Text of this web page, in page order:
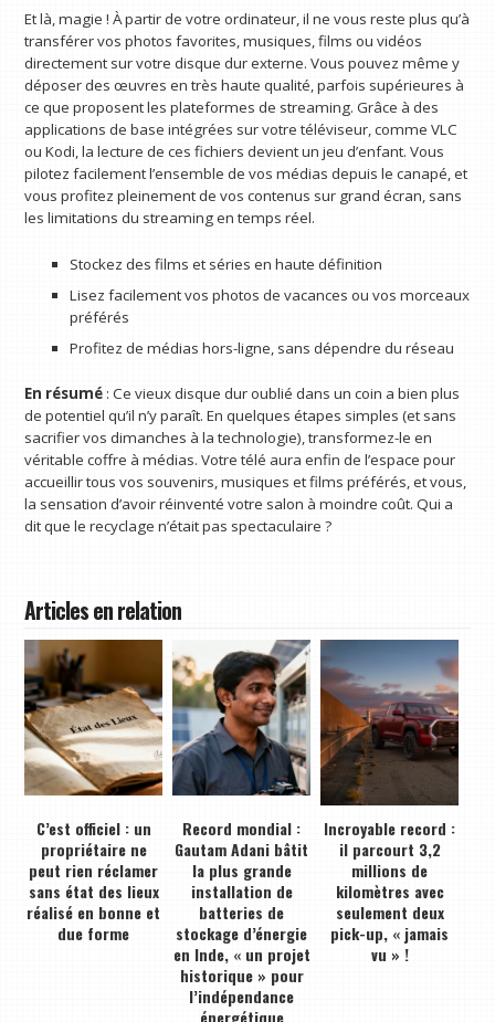
Et là, magie ! À partir de votre ordinateur, il ne vous reste plus qu’à
transférer vos photos favorites, musiques, films ou vidéos
directement sur votre disque dur externe. Vous pouvez même y
déposer des œuvres en très haute qualité, parfois supérieures à
ce que proposent les plateformes de streaming. Grâce à des
applications de base intégrées sur votre téléviseur, comme VLC
ou Kodi, la lecture de ces fichiers devient un jeu d’enfant. Vous
pilotez facilement l’ensemble de vos médias depuis le canapé, et
vous profitez pleinement de vos contenus sur grand écran, sans
les limitations du streaming en temps réel.
Stockez des films et séries en haute définition
Lisez facilement vos photos de vacances ou vos morceaux
préférés
Profitez de médias hors-ligne, sans dépendre du réseau
En résumé : Ce vieux disque dur oublié dans un coin a bien plus
de potentiel qu’il n’y paraît. En quelques étapes simples (et sans
sacrifier vos dimanches à la technologie), transformez-le en
véritable coffre à médias. Votre télé aura enfin de l’espace pour
accueillir tous vos souvenirs, musiques et films préférés, et vous,
la sensation d’avoir réinventé votre salon à moindre coût. Qui a
dit que le recyclage n’était pas spectaculaire ?
Articles en relation
C’est officiel : un
propriétaire ne
peut rien réclamer
sans état des lieux
réalisé en bonne et
due forme
Record mondial :
Gautam Adani bâtit
la plus grande
installation de
batteries de
stockage d’énergie
en Inde, « un projet
historique » pour
l’indépendance
énergétique
Incroyable record :
il parcourt 3,2
millions de
kilomètres avec
seulement deux
pick-up, « jamais
vu » !